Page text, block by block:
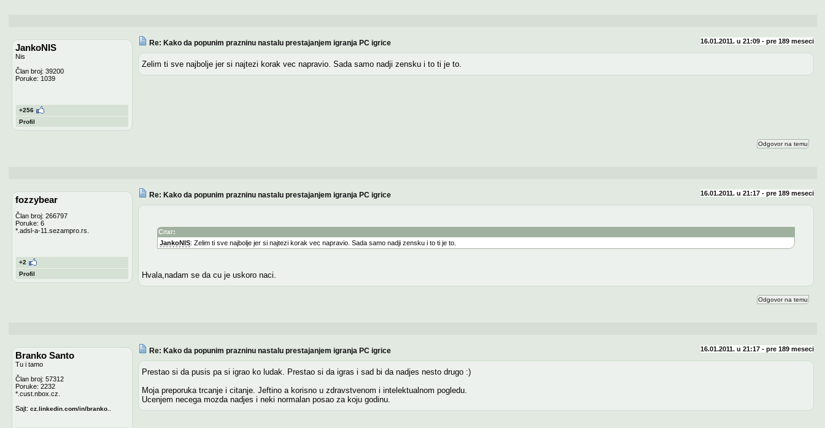
JankoNIS
Nis
Član broj: 39200
Poruke: 1039
+256
Profil
Re: Kako da popunim prazninu nastalu prestajanjem igranja PC igrice 16.01.2011. u 21:09 - pre 189 meseci
Zelim ti sve najbolje jer si najtezi korak vec napravio. Sada samo nadji zensku i to ti je to.
Odgovor na temu
fozzybear
Član broj: 266797
Poruke: 6
*.adsl-a-11.sezampro.rs.
+2
Profil
Re: Kako da popunim prazninu nastalu prestajanjem igranja PC igrice 16.01.2011. u 21:17 - pre 189 meseci
Citat:
JankoNIS: Zelim ti sve najbolje jer si najtezi korak vec napravio. Sada samo nadji zensku i to ti je to.
Hvala,nadam se da cu je uskoro naci.
Odgovor na temu
Branko Santo
Tu i tamo
Član broj: 57312
Poruke: 2232
*.cust.nbox.cz.
Sajt: cz.linkedin.com/in/branko..
Re: Kako da popunim prazninu nastalu prestajanjem igranja PC igrice 16.01.2011. u 21:17 - pre 189 meseci
Prestao si da pusis pa si igrao ko ludak. Prestao si da igras i sad bi da nadjes nesto drugo :)
Moja preporuka trcanje i citanje. Jeftino a korisno u zdravstvenom i intelektualnom pogledu.
Ucenjem necega mozda nadjes i neki normalan posao za koju godinu.